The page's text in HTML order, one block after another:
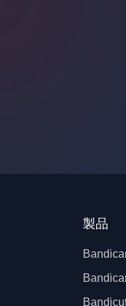
製品